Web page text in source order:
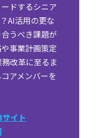
ドするシニア
AI活用の更な
うべき課題が
事業計画策定
改革に至るま
アメンバーを
イト